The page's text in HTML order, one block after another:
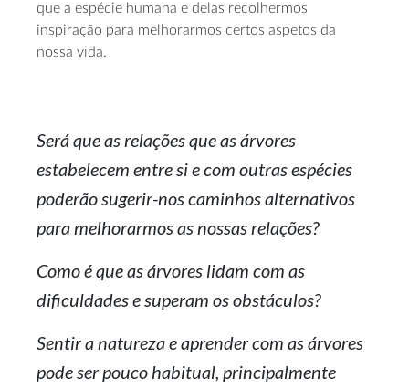
que a espécie humana e delas recolhermos
inspiração para melhorarmos certos aspetos da
nossa vida.
Será que as relações que as árvores
estabelecem entre si e com outras espécies
poderão sugerir-nos caminhos alternativos
para melhorarmos as nossas relações?
Como é que as árvores lidam com as
dificuldades e superam os obstáculos?
Sentir a natureza e aprender com as árvores
pode ser pouco habitual, principalmente